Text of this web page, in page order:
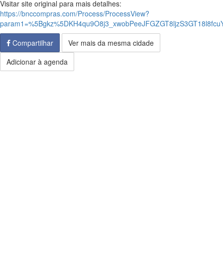
Visitar site original para mais detalhes:
https://bnccompras.com/Process/ProcessView?
Compartilhar
Ver mais da mesma cidade
Adicionar à agenda